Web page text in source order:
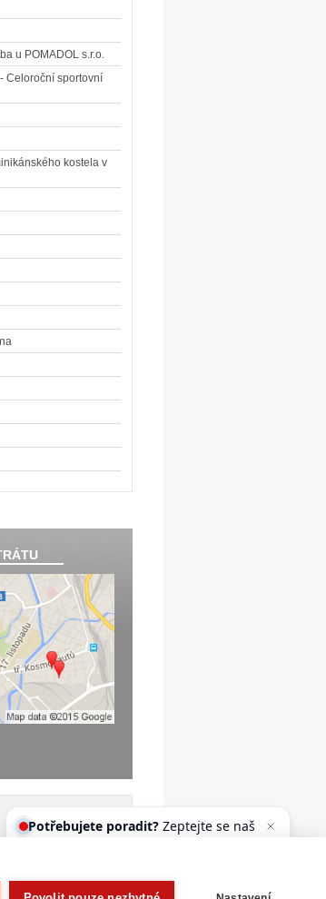
u POMADOL s.r.o.
Celoroční sportovní
kostela v
Potřebujete poradit?
našeho asistenta Oldy.